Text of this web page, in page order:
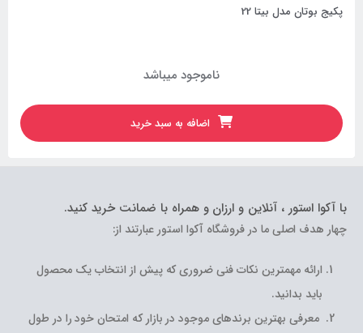
پکیج بوتان مدل بیتا 22
ناموجود میباشد
اضافه به سبد خرید
با آکوا استور ، آنلاین و ارزان و همراه با ضمانت خرید کنید.
چهار هدف اصلی ما در فروشگاه آکوا استور عبارتند از:
ارائه مهمترین نکات فنی ضروری که پیش از انتخاب یک محصول
باید بدانید.
معرفی بهترین برندهای موجود در بازار که امتحان خود را در طول